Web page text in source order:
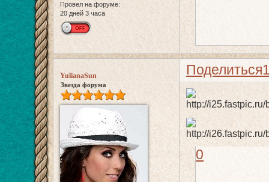
Провел на форуме:
20 дней 3 часа
Поделиться
YulianaSun
Звезда форума
0